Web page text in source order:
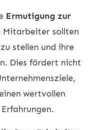
Ermutigung zur
Mitarbeiter sollten
stellen und ihre
Dies fördert nicht
wertvollen